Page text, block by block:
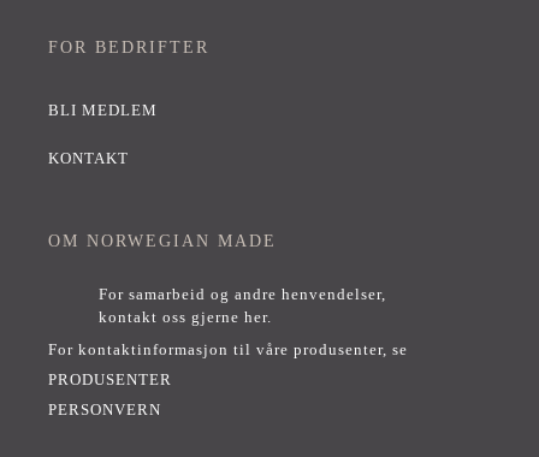
FOR BEDRIFTER
BLI MEDLEM
KONTAKT
OM NORWEGIAN MADE
For samarbeid og andre henvendelser,
kontakt oss gjerne her.
For kontaktinformasjon til våre produsenter, se
PRODUSENTER
PERSONVERN